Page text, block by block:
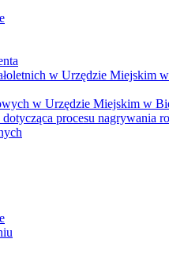
w Urzędzie Miejskim
w Urzędzie Miejskim w
procesu nagrywania